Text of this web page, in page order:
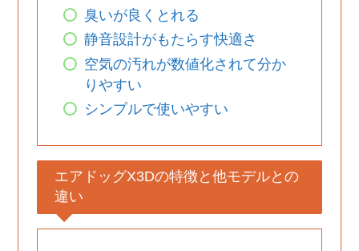
臭いが良くとれる
静音設計がもたらす快適さ
空気の汚れが数値化されて分か
りやすい
シンプルで使いやすい
エアドッグX3Dの特徴と他モデルとの
違い